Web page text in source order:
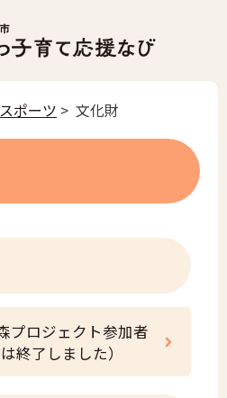
ポーツ > 文化財
プロジェクト参加者
終了しました）